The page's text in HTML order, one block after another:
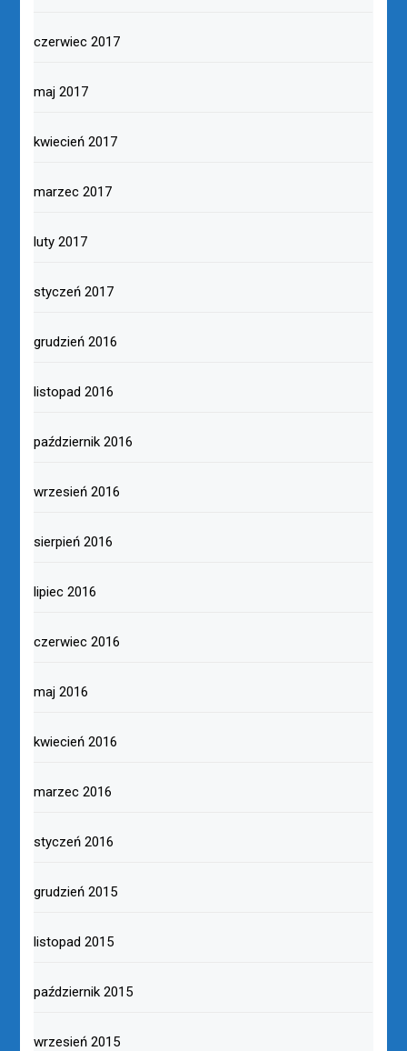
czerwiec 2017
maj 2017
kwiecień 2017
marzec 2017
luty 2017
styczeń 2017
grudzień 2016
listopad 2016
październik 2016
wrzesień 2016
sierpień 2016
lipiec 2016
czerwiec 2016
maj 2016
kwiecień 2016
marzec 2016
styczeń 2016
grudzień 2015
listopad 2015
październik 2015
wrzesień 2015